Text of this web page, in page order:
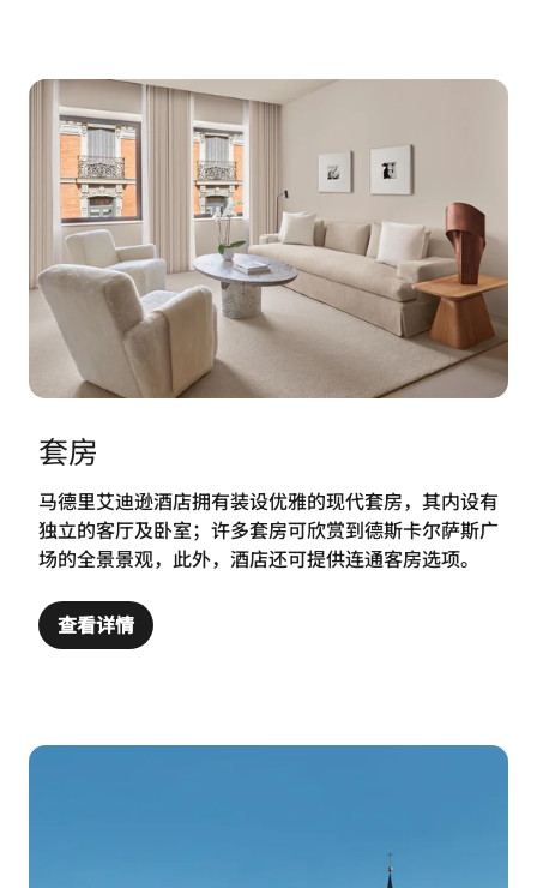
套房
马德里艾迪逊酒店拥有装设优雅的现代套房，其内设有
独立的客厅及卧室；许多套房可欣赏到德斯卡尔萨斯广
场的全景景观，此外，酒店还可提供连通客房选项。
查看详情